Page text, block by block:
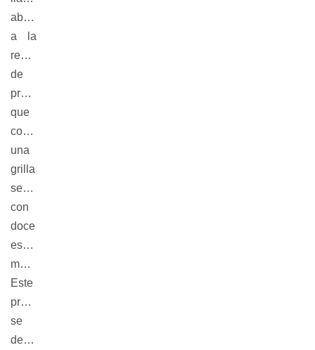
abierto
a la
recepción
de
propuestas
que
configuren
una
grilla
semestral
con
doce
espectáculos
mensuales.
Este
proyecto
se
desarrollará